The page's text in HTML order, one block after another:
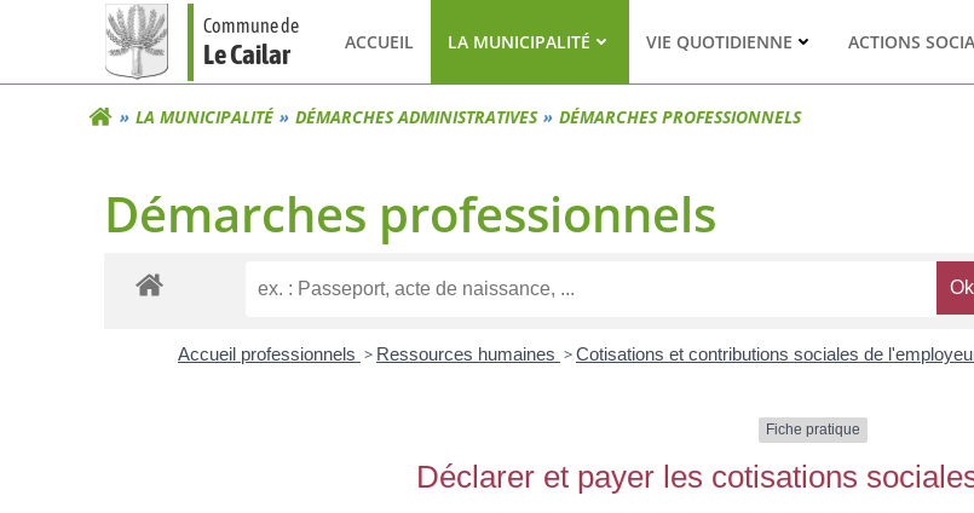
Commune de
Le Cailar ACCUEIL LA MUNICIPALITÉ VIE QUOTIDIENNE ACTIONS
LA MUNICIPALITÉ DÉMARCHES ADMINISTRATIVES DÉMARCHES PROFESSIONNELS
Démarches professionnels
Accueil professionnels > Ressources humaines >Cotisations et contributions sociales de
Fiche pratique
Déclarer et payer les cotisations